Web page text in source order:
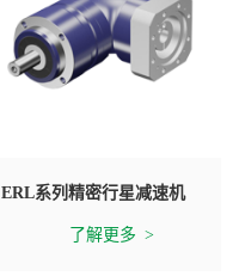
ERL系列精密行星减速机
了解更多